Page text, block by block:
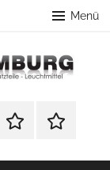
Menü
TikTok Webshop